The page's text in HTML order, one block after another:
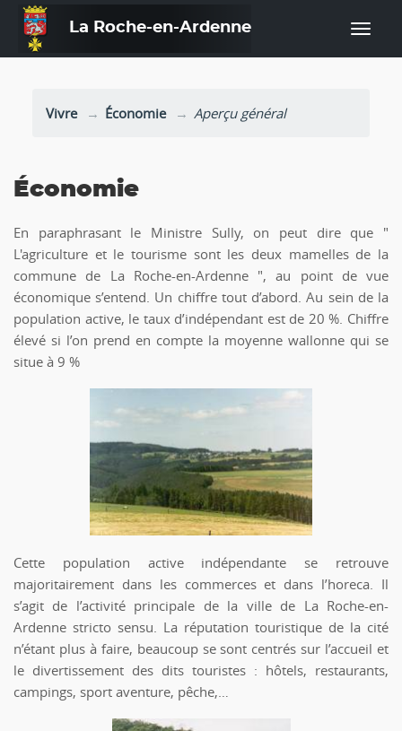
La Roche-en-Ardenne
Vivre Économie Aperçu général
Économie
En paraphrasant le Ministre Sully, on peut dire que "
L'agriculture et le tourisme sont les deux mamelles de la
commune de La Roche-en-Ardenne ", au point de vue
économique s’entend. Un chiffre tout d’abord. Au sein de la
population active, le taux d’indépendant est de 20 %. Chiffre
élevé si l’on prend en compte la moyenne wallonne qui se
situe à 9 %
Cette population active indépendante se retrouve
majoritairement dans les commerces et dans l’horeca. Il
s’agit de l’activité principale de la ville de La Roche-en-
Ardenne stricto sensu. La réputation touristique de la cité
n’étant plus à faire, beaucoup se sont centrés sur l’accueil et
le divertissement des dits touristes : hôtels, restaurants,
campings, sport aventure, pêche,…